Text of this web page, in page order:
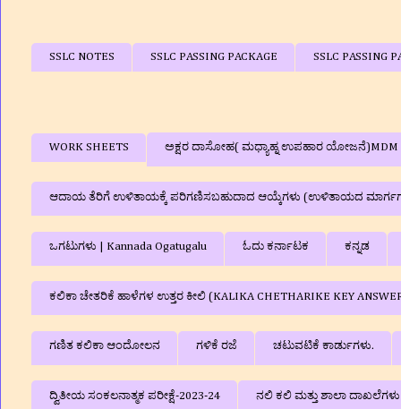
SSLC NOTES SSLC PASSING PACKAGE SSLC PASSING
WORK SHEETS ಅಕ್ಷರ ದಾಸೋಹ( ಮಧ್ಯಾಹ್ನ ಉಪಹಾರ ಯೋಜನೆ)MDM
ಆದಾಯ ತೆರಿಗೆ ಉಳಿತಾಯಕ್ಕೆ ಪರಿಗಣಿಸಬಹುದಾದ ಆಯ್ಕೆಗಳು (ಉಳಿತಾಯದ
ಒಗಟುಗಳು | Kannada Ogatugalu ಓದು ಕರ್ನಾಟಕ ಕನ್ನಡ
ಕಲಿಕಾ ಚೇತರಿಕೆ ಹಾಳೆಗಳ ಉತ್ತರ ಕೀಲಿ (KALIKA CHETHARIKE KEY
ಗಣಿತ ಕಲಿಕಾ ಆಂದೋಲನ ಗಳಿಕೆ ರಜೆ ಚಟುವಟಿಕೆ ಕಾರ್ಡುಗಳು.
ದ್ವಿತೀಯ ಸಂಕಲನಾತ್ಮಕ ಪರೀಕ್ಷೆ-2023-24 ನಲಿ ಕಲಿ ಮತ್ತು ಶಾಲಾ ದಾಖಲೆಗಳು